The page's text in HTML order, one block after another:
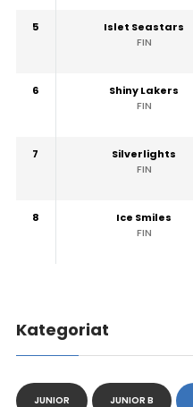
5
Islet Seastars
FIN
6
Shiny Lakers
FIN
7
Silverlights
FIN
8
Ice Smiles
FIN
Kategoriat
JUNIOR JUNIOR B